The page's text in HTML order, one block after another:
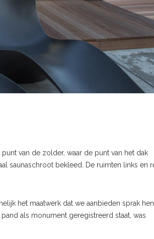
van de zolder, waar de punt van het dak
saunaschroot bekleed. De ruimten links en
het maatwerk dat we aanbieden sprak hen
als monument geregistreerd staat, was